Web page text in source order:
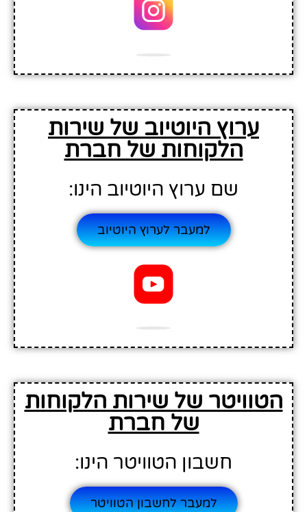
ערוץ היוטיוב של שירות
הלקוחות של חברת
שם ערוץ היוטיוב הינו:
למעבר לערוץ היוטיוב
הטוויטר של שירות הלקוחות
של חברת
חשבון הטוויטר הינו:
למעבר לחשבון הטוויטר